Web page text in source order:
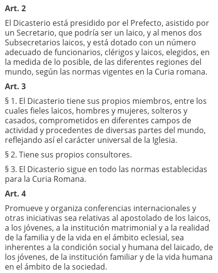
Art. 2
El Dicasterio está presidido por el Prefecto, asistido por
un Secretario, que podría ser un laico, y al menos dos
Subsecretarios laicos, y está dotado con un número
adecuado de funcionarios, clérigos y laicos, elegidos, en
la medida de lo posible, de las diferentes regiones del
mundo, según las normas vigentes en la Curia romana.
Art. 3
§ 1. El Dicasterio tiene sus propios miembros, entre los
cuales fieles laicos, hombres y mujeres, solteros y
casados, comprometidos en diferentes campos de
actividad y procedentes de diversas partes del mundo,
reflejando así el carácter universal de la Iglesia.
§ 2. Tiene sus propios consultores.
§ 3. El Dicasterio sigue en todo las normas establecidas
para la Curia Romana.
Art. 4
Promueve y organiza conferencias internacionales y
otras iniciativas sea relativas al apostolado de los laicos,
a los jóvenes, a la institución matrimonial y a la realidad
de la familia y de la vida en el ámbito eclesial, sea
inherentes a la condición social y humana del laicado, de
los jóvenes, de la institución familiar y de la vida humana
en el ámbito de la sociedad.